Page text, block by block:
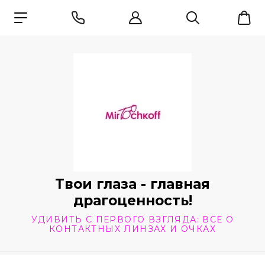
Твои глаза - главная
драгоценность!
УДИВИТЬ С ПЕРВОГО ВЗГЛЯДА: ВСЕ О
КОНТАКТНЫХ ЛИНЗАХ И ОЧКАХ